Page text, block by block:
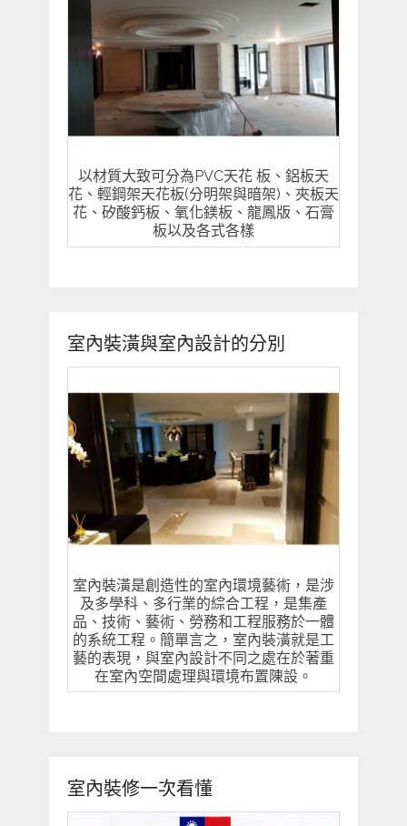
以材質大致可分為PVC天花 板、鋁板天
花、輕鋼架天花板(分明架與暗架)、夾板天
花、矽酸鈣板、氧化鎂板、龍鳳版、石膏
板以及各式各樣
室內裝潢與室內設計的分別
室內裝潢是創造性的室內環境藝術，是涉
及多學科、多行業的綜合工程，是集產
品、技術、藝術、勞務和工程服務於一體
的系統工程。簡單言之，室內裝潢就是工
藝的表現，與室內設計不同之處在於著重
在室內空間處理與環境布置陳設。
室內裝修一次看懂